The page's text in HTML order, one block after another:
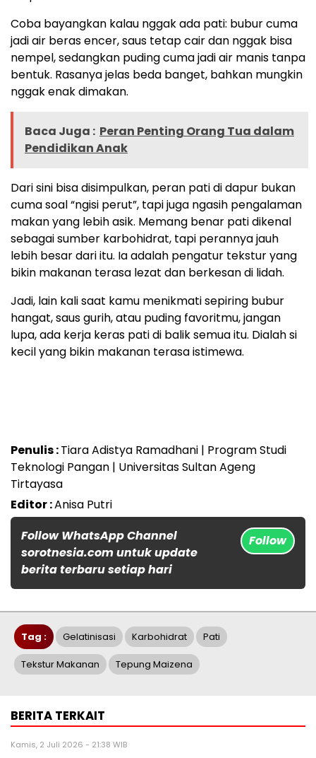
Coba bayangkan kalau nggak ada pati: bubur cuma
jadi air beras encer, saus tetap cair dan nggak bisa
nempel, sedangkan puding cuma jadi air manis tanpa
bentuk. Rasanya jelas beda banget, bahkan mungkin
nggak enak dimakan.
Baca Juga : Peran Penting Orang Tua dalam
Pendidikan Anak
Dari sini bisa disimpulkan, peran pati di dapur bukan
cuma soal “ngisi perut”, tapi juga ngasih pengalaman
makan yang lebih asik. Memang benar pati dikenal
sebagai sumber karbohidrat, tapi perannya jauh
lebih besar dari itu. Ia adalah pengatur tekstur yang
bikin makanan terasa lezat dan berkesan di lidah.
Jadi, lain kali saat kamu menikmati sepiring bubur
hangat, saus gurih, atau puding favoritmu, jangan
lupa, ada kerja keras pati di balik semua itu. Dialah si
kecil yang bikin makanan terasa istimewa.
Penulis :Tiara Adistya Ramadhani | Program Studi
Teknologi Pangan | Universitas Sultan Ageng
Tirtayasa
Editor :Anisa Putri
Follow WhatsApp Channel
sorotnesia.com untuk update
berita terbaru setiap hari
Follow
Tag : Gelatinisasi Karbohidrat Pati
Tekstur Makanan Tepung Maizena
BERITA TERKAIT
Kamis, 2 Juli 2026 - 21:38 WIB